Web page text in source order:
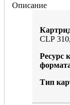
Описание
CLP
Ресурс
Тип